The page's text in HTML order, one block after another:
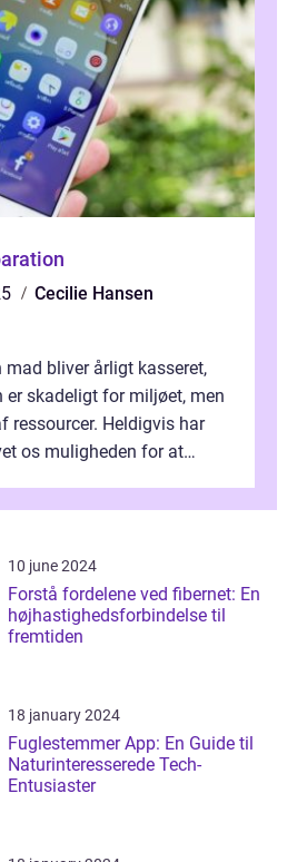
Cecilie Hansen
bliver årligt kasseret,
er skadeligt for miljøet, men
ressourcer. Heldigvis har
os muligheden for at
10 june 2024
Forstå fordelene ved fibernet: En
højhastighedsforbindelse til
fremtiden
18 january 2024
Fuglestemmer App: En Guide til
Naturinteresserede Tech-
Entusiaster